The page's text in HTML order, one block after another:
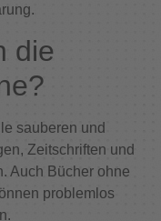
die
sauberen und
Zeitschriften und
Auch Bücher ohne
problemlos